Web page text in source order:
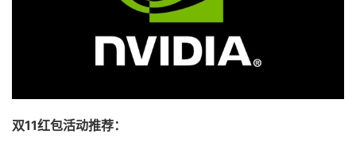
双11红包活动推荐：